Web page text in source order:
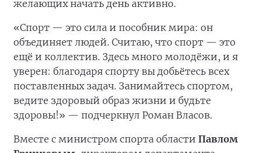
желающих начать день активно.
«Спорт — это сила и пособник мира: он
объединяет людей. Считаю, что спорт — это
ещё и коллектив. Здесь много молодёжи, и я
уверен: благодаря спорту вы добьётесь всех
поставленных задач. Занимайтесь спортом,
ведите здоровый образ жизни и будьте
здоровы!» — подчеркнул Роман Власов.
Вместе с министром спорта области Павлом